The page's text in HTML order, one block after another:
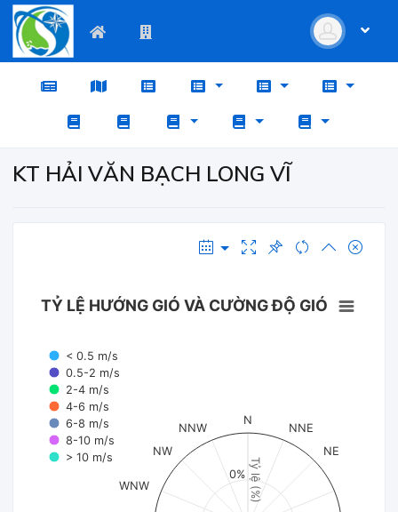
KT HẢI VĂN BẠCH LONG VĨ
Tỷ lệ (%)
TỶ LỆ HƯỚNG GIÓ VÀ CƯỜNG ĐỘ GIÓ
< 0.5 m/s
0.5-2 m/s
2-4 m/s
4-6 m/s
6-8 m/s
8-10 m/s
> 10 m/s
N
NNE
NE
WNW
NW
NNW
0%